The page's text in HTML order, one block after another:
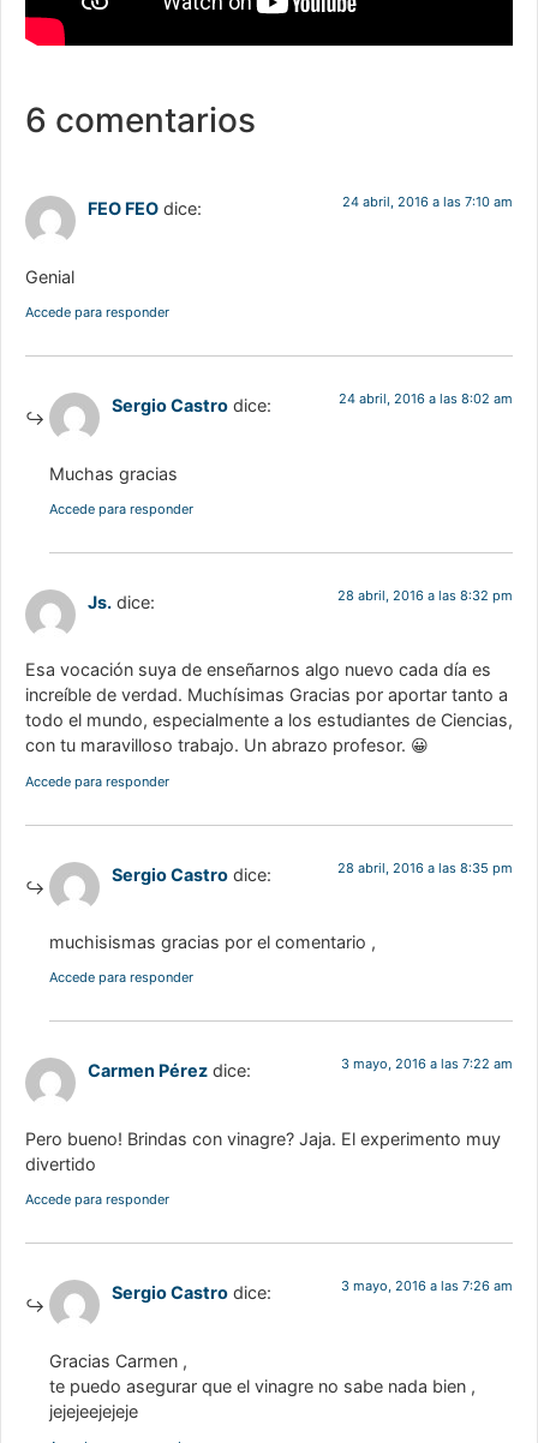
6 comentarios
FEO FEO dice: 24 abril, 2016 a las 7:10 am
Genial
Accede para responder
Sergio Castro dice: 24 abril, 2016 a las 8:02 am
Muchas gracias
Accede para responder
Js. dice: 28 abril, 2016 a las 8:32 pm
Esa vocación suya de enseñarnos algo nuevo cada día es
increíble de verdad. Muchísimas Gracias por aportar tanto a
todo el mundo, especialmente a los estudiantes de Ciencias,
con tu maravilloso trabajo. Un abrazo profesor. 😀
Accede para responder
Sergio Castro dice: 28 abril, 2016 a las 8:35 pm
muchisismas gracias por el comentario ,
Accede para responder
Carmen Pérez dice: 3 mayo, 2016 a las 7:22 am
Pero bueno! Brindas con vinagre? Jaja. El experimento muy
divertido
Accede para responder
Sergio Castro dice: 3 mayo, 2016 a las 7:26 am
Gracias Carmen ,
te puedo asegurar que el vinagre no sabe nada bien ,
jejejeejejeje